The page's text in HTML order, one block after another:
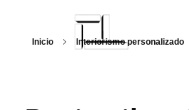
Inicio Interiorismo personalizado